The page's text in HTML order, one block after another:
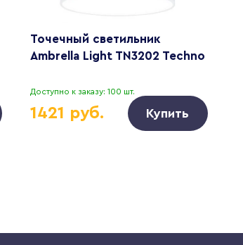
Точечный светильник
Ambrella Light TN3202 Techno
Доступно к заказу: 100 шт.
1421 руб. Купить